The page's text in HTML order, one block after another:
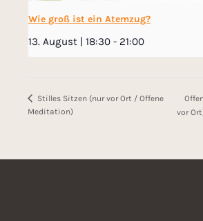
Wie groß ist ein Atemzug?
13. August | 18:30 - 21:00
Stilles Sitzen (nur vor Ort / Offene
Meditation)
vor